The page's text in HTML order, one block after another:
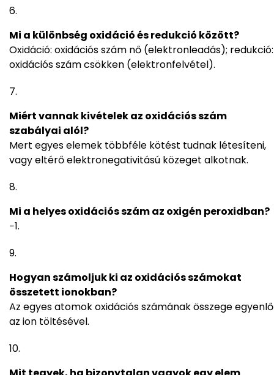
Mi a különbség oxidáció és redukció között?
Oxidáció: oxidációs szám nő (elektronleadás); redukció:
oxidációs szám csökken (elektronfelvétel).
Miért vannak kivételek az oxidációs szám
szabályai alól?
Mert egyes elemek többféle kötést tudnak létesíteni,
vagy eltérő elektronegativitású közeget alkotnak.
Mi a helyes oxidációs szám az oxigén peroxidban?
−1.
Hogyan számoljuk ki az oxidációs számokat
összetett ionokban?
Az egyes atomok oxidációs számának összege egyenlő
az ion töltésével.